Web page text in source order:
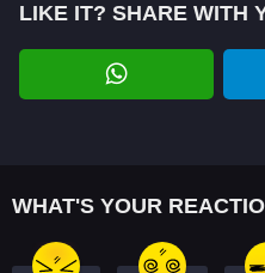
a
t
i
LIKE IT? SHARE WITH
WHAT'S YOUR